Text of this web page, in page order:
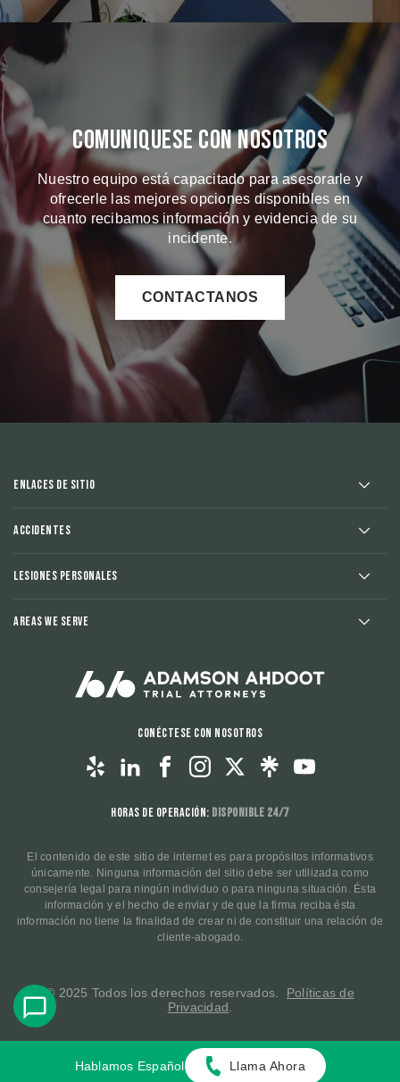
Comuniquese Con Nosotros
Nuestro equipo está capacitado para asesorarle y
ofrecerle las mejores opciones disponibles en
cuanto recibamos información y evidencia de su
incidente.
CONTACTANOS
Enlaces de sitio
Accidentes
Lesiones Personales
Areas We Serve
Conéctese con nosotros
Horas de operación: Disponible 24/7
El contenido de este sitio de internet es para propósitos informativos
únicamente. Ninguna información del sitio debe ser utilizada como
consejería legal para ningún individuo o para ninguna situación. Ésta
información y el hecho de enviar y de que la firma reciba ésta
información no tiene la finalidad de crear ni de constituir una relación de
cliente-abogado.
© 2025 Todos los derechos reservados. Políticas de
Privacidad
Hablamos Español Llama Ahora